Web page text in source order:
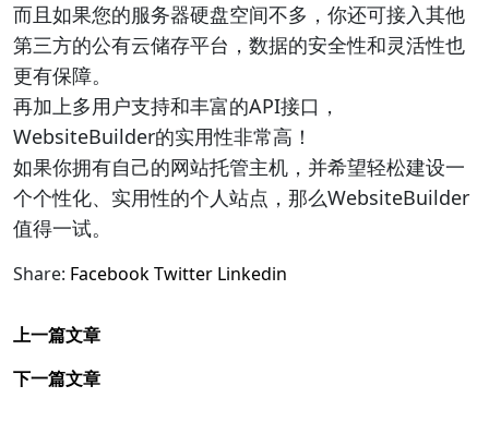
而且如果您的服务器硬盘空间不多，你还可接入其他
第三方的公有云储存平台，数据的安全性和灵活性也
更有保障。
再加上多用户支持和丰富的API接口，
WebsiteBuilder的实用性非常高！
如果你拥有自己的网站托管主机，并希望轻松建设一
个个性化、实用性的个人站点，那么WebsiteBuilder
值得一试。
Share: FacebookTwitter Linkedin
上一篇文章
下一篇文章